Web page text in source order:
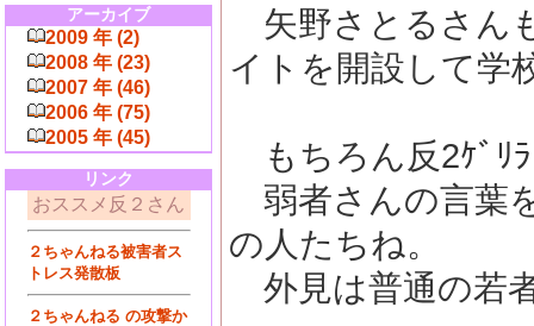
アーカイブ
2009 年 (2)
2008 年 (23)
2007 年 (46)
2006 年 (75)
2005 年 (45)
リンク
おススメ反２さん
２ちゃんねる被害者ス
トレス発散板
２ちゃんねる の攻撃か
矢野さとるさん
イトを開設して学
もちろん反2ｹﾞﾘ
弱者さんの言葉
の人たちね。
外見は普通の若